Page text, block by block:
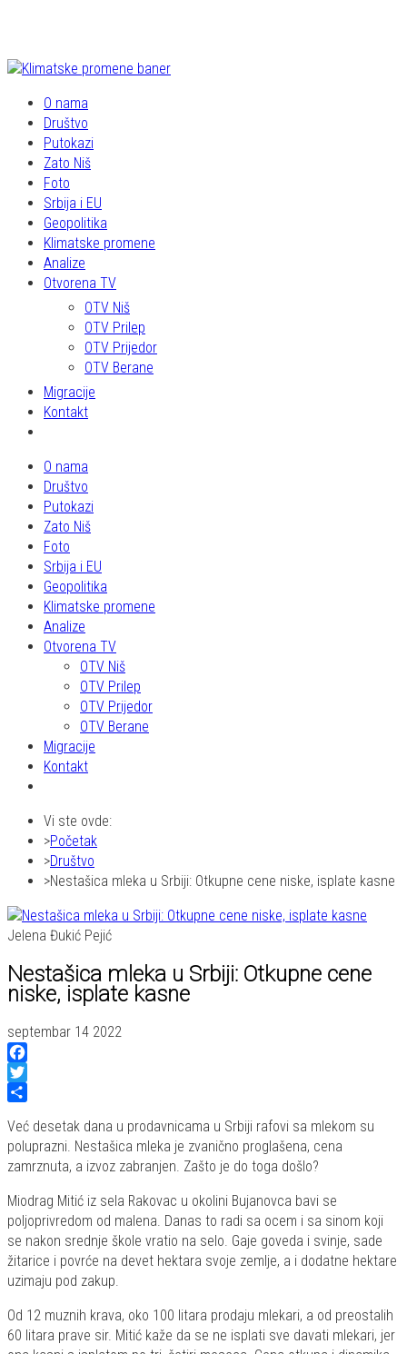
O nama
Društvo
Putokazi
Zato Niš
Foto
Srbija i EU
Geopolitika
Klimatske promene
Analize
Otvorena TV
OTV Niš
OTV Prilep
OTV Prijedor
OTV Berane
Migracije
Kontakt
O nama
Društvo
Putokazi
Zato Niš
Foto
Srbija i EU
Geopolitika
Klimatske promene
Analize
Otvorena TV
OTV Niš
OTV Prilep
OTV Prijedor
OTV Berane
Migracije
Kontakt
Vi ste ovde:
Početak
Društvo
Nestašica mleka u Srbiji: Otkupne cene niske, isplate kasne
Jelena Đukić Pejić
Nestašica mleka u Srbiji: Otkupne cene
niske, isplate kasne
septembar 14 2022
Facebook
Twitter
Već desetak dana u prodavnicama u Srbiji rafovi sa mlekom su
poluprazni. Nestašica mleka je zvanično proglašena, cena
zamrznuta, a izvoz zabranjen. Zašto je do toga došlo?
Miodrag Mitić iz sela Rakovac u okolini Bujanovca bavi se
poljoprivredom od malena. Danas to radi sa ocem i sa sinom koji
se nakon srednje škole vratio na selo. Gaje goveda i svinje, sade
žitarice i povrće na devet hektara svoje zemlje, a i dodatne hektare
uzimaju pod zakup.
Od 12 muznih krava, oko 100 litara prodaju mlekari, a od preostalih
60 litara prave sir. Mitić kaže da se ne isplati sve davati mlekari, jer